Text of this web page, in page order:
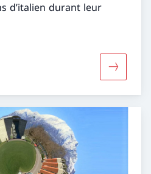
d’italien durant leur